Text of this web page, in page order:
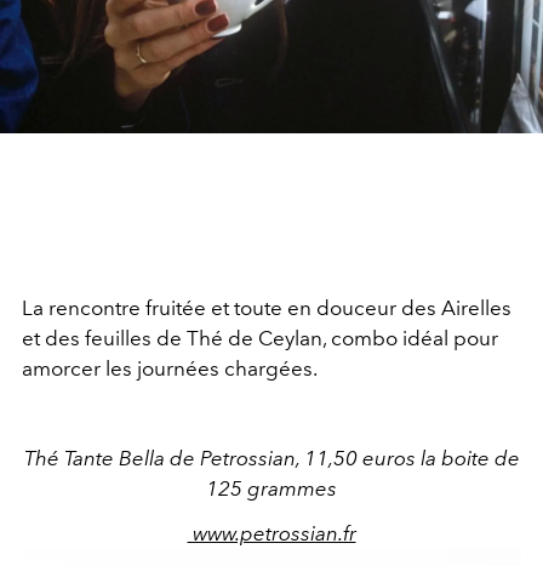
La rencontre fruitée et toute en douceur des Airelles
et des feuilles de Thé de Ceylan, combo idéal pour
amorcer les journées chargées.
Thé Tante Bella de Petrossian, 11,50 euros la boite de
125 grammes
www.petrossian.fr